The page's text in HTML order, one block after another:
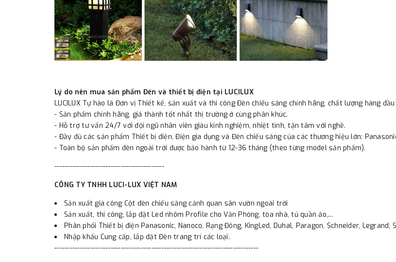
Lý do nên mua sản phẩm Đèn và thiết bị điện tại LUCILUX
LUCILUX Tự hào là Đơn vị Thiết kế, sản xuất và thi công Đèn chiếu sáng chính hãng, chất lượng hàng
- Sản phẩm chính hãng, giá thành tốt nhất thị trường ở cùng phân khúc.
- Hỗ trợ tư vấn 24/7 với đội ngũ nhân viên giàu kinh nghiệm, nhiệt tình, tận tâm với nghề.
- Đầy đủ các sản phẩm Thiết bị điện, Điện gia dụng và Đèn chiếu sáng của các thương hiệu lớn:
- Toàn bộ sản phẩm đèn ngoài trời được bảo hành từ 12-36 tháng (theo từng model sản phẩm).
-------------------------------------------
CÔNG TY TNHH LUCI-LUX VIỆT NAM
Sản xuất gia công Cột đèn chiếu sáng cảnh quan sân vườn ngoài trời
Sản xuất, thi công, lắp đặt Led nhôm Profile cho Văn Phòng, tòa nhà, tủ quần áo,...
Phân phối Thiết bị điện Panasonic, Nanoco, Rạng Đông, KingLed, Duhal, Paragon, Schneider, Legrand,
Nhập khẩu Cung cấp, lắp đặt Đèn trang trí các loại.
--------------------------------------------------------------------------------